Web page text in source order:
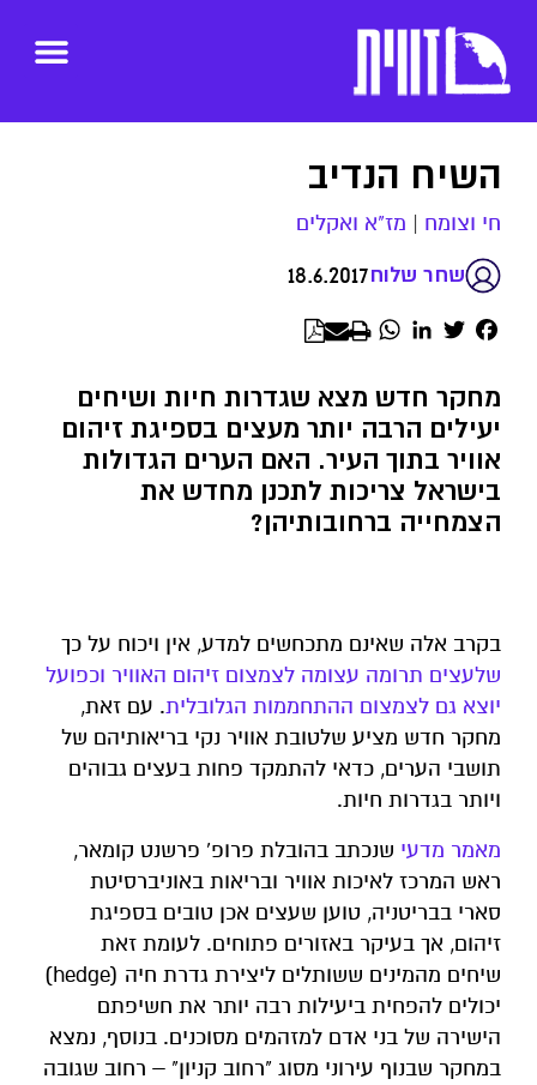
השיח הנדיב
חי וצומח | מז"א ואקלים
שחר שלוח18.6.2017
Facebook
Twitter
LinkedIn
WhatsApp
מחקר חדש מצא שגדרות חיות ושיחים
יעילים הרבה יותר מעצים בספיגת זיהום
אוויר בתוך העיר. האם הערים הגדולות
בישראל צריכות לתכנן מחדש את
הצמחייה ברחובותיהן?
בקרב אלה שאינם מתכחשים למדע, אין ויכוח על כך
שלעצים תרומה עצומה לצמצום זיהום האוויר וכפועל
יוצא גם לצמצום ההתחממות הגלובלית. עם זאת,
מחקר חדש מציע שלטובת אוויר נקי בריאותיהם של
תושבי הערים, כדאי להתמקד פחות בעצים גבוהים
ויותר בגדרות חיות.
מאמר מדעי שנכתב בהובלת פרופ' פרשנט קומאר,
ראש המרכז לאיכות אוויר ובריאות באוניברסיטת
סארי בבריטניה, טוען שעצים אכן טובים בספיגת
זיהום, אך בעיקר באזורים פתוחים. לעומת זאת
שיחים מהמינים ששותלים ליצירת גדרת חיה (hedge)
יכולים להפחית ביעילות רבה יותר את חשיפתם
הישירה של בני אדם למזהמים מסוכנים. בנוסף, נמצא
במחקר שבנוף עירוני מסוג "רחוב קניון" – רחוב שגובה